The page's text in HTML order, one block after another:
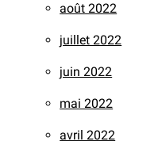
août 2022
juillet 2022
juin 2022
mai 2022
avril 2022